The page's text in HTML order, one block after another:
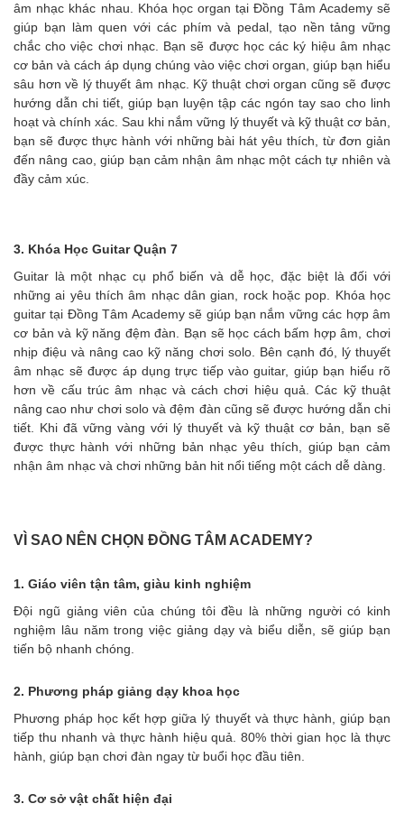
âm nhạc khác nhau. Khóa học organ tại Đồng Tâm Academy sẽ
giúp bạn làm quen với các phím và pedal, tạo nền tảng vững
chắc cho việc chơi nhạc. Bạn sẽ được học các ký hiệu âm nhạc
cơ bản và cách áp dụng chúng vào việc chơi organ, giúp bạn hiểu
sâu hơn về lý thuyết âm nhạc. Kỹ thuật chơi organ cũng sẽ được
hướng dẫn chi tiết, giúp bạn luyện tập các ngón tay sao cho linh
hoạt và chính xác. Sau khi nắm vững lý thuyết và kỹ thuật cơ bản,
bạn sẽ được thực hành với những bài hát yêu thích, từ đơn giản
đến nâng cao, giúp bạn cảm nhận âm nhạc một cách tự nhiên và
đầy cảm xúc.
3. Khóa Học Guitar Quận 7
Guitar là một nhạc cụ phổ biến và dễ học, đặc biệt là đối với
những ai yêu thích âm nhạc dân gian, rock hoặc pop. Khóa học
guitar tại Đồng Tâm Academy sẽ giúp bạn nắm vững các hợp âm
cơ bản và kỹ năng đệm đàn. Bạn sẽ học cách bấm hợp âm, chơi
nhịp điệu và nâng cao kỹ năng chơi solo. Bên cạnh đó, lý thuyết
âm nhạc sẽ được áp dụng trực tiếp vào guitar, giúp bạn hiểu rõ
hơn về cấu trúc âm nhạc và cách chơi hiệu quả. Các kỹ thuật
nâng cao như chơi solo và đệm đàn cũng sẽ được hướng dẫn chi
tiết. Khi đã vững vàng với lý thuyết và kỹ thuật cơ bản, bạn sẽ
được thực hành với những bản nhạc yêu thích, giúp bạn cảm
nhận âm nhạc và chơi những bản hit nổi tiếng một cách dễ dàng.
VÌ SAO NÊN CHỌN ĐỒNG TÂM ACADEMY?
1. Giáo viên tận tâm, giàu kinh nghiệm
Đội ngũ giảng viên của chúng tôi đều là những người có kinh
nghiệm lâu năm trong việc giảng dạy và biểu diễn, sẽ giúp bạn
tiến bộ nhanh chóng.
2. Phương pháp giảng dạy khoa học
Phương pháp học kết hợp giữa lý thuyết và thực hành, giúp bạn
tiếp thu nhanh và thực hành hiệu quả. 80% thời gian học là thực
hành, giúp bạn chơi đàn ngay từ buổi học đầu tiên.
3. Cơ sở vật chất hiện đại